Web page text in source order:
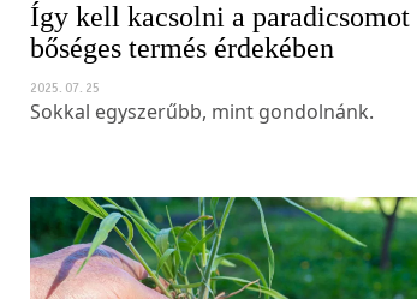
Így kell kacsolni a paradicsomot
bőséges termés érdekében
2025. 07. 25
Sokkal egyszerűbb, mint gondolnánk.